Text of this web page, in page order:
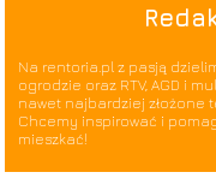
Na rentoria.pl z pasją
ogrodzie oraz RTV, AGD i
nawet najbardziej złożone
Chcemy inspirować i
mieszkać!